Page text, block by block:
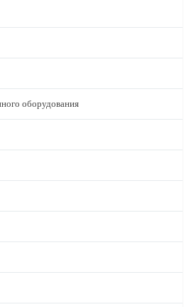
оборудования